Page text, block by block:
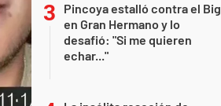
Pincoya estalló contra el Big
en Gran Hermano y lo
desafió: "Si me quieren
echar..."